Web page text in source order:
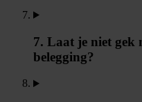
7. Laat je niet gek
belegging?